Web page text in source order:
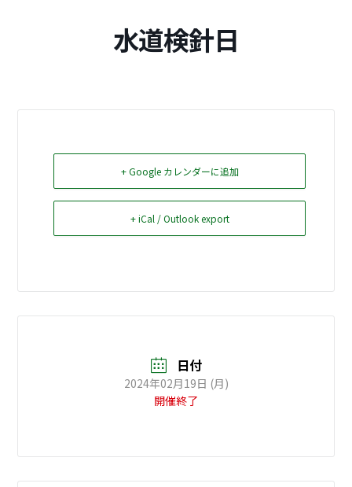
観光・イベント情報
Select Language▼
水道検針日
+ Google カレンダーに追加
+ iCal / Outlook export
日付
2024年02月19日 (月)
開催終了